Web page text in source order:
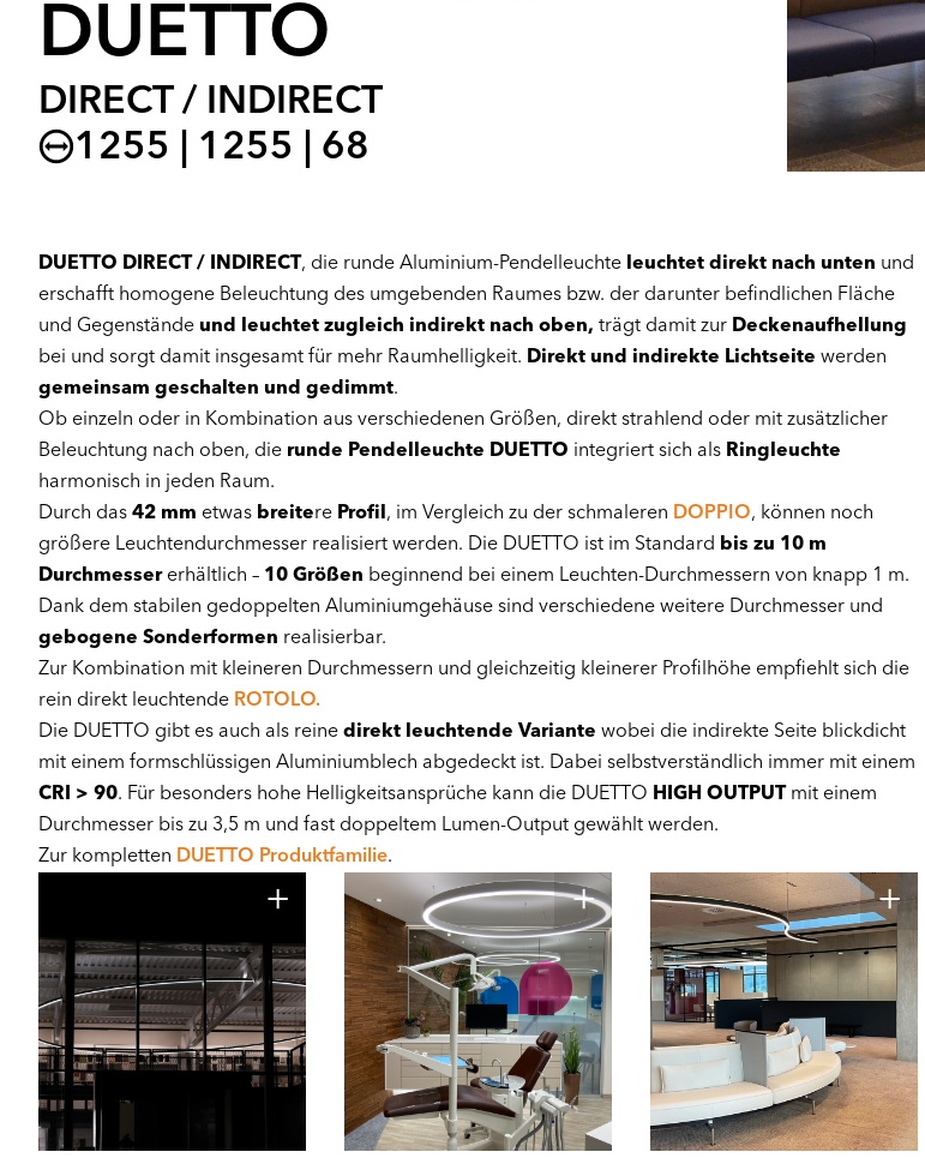
DUETTO
DIRECT / INDIRECT
1255 | 1255 | 68
DUETTO DIRECT / INDIRECT, die runde Aluminium-Pendelleuchte leuchtet direkt nach unten und
erschafft homogene Beleuchtung des umgebenden Raumes bzw. der darunter befindlichen Fläche
und Gegenstände und leuchtet zugleich indirekt nach oben, trägt damit zur Deckenaufhellung
bei und sorgt damit insgesamt für mehr Raumhelligkeit. Direkt und indirekte Lichtseite werden
gemeinsam geschalten und gedimmt.
Ob einzeln oder in Kombination aus verschiedenen Größen, direkt strahlend oder mit zusätzlicher
Beleuchtung nach oben, die runde Pendelleuchte DUETTO integriert sich als Ringleuchte
harmonisch in jeden Raum.
Durch das 42 mm etwas breitere Profil, im Vergleich zu der schmaleren DOPPIO, können noch
größere Leuchtendurchmesser realisiert werden. Die DUETTO ist im Standard bis zu 10 m
Durchmesser erhältlich – 10 Größen beginnend bei einem Leuchten-Durchmessern von knapp 1 m.
Dank dem stabilen gedoppelten Aluminiumgehäuse sind verschiedene weitere Durchmesser und
gebogene Sonderformen realisierbar.
Zur Kombination mit kleineren Durchmessern und gleichzeitig kleinerer Profilhöhe empfiehlt sich die
rein direkt leuchtende ROTOLO.
Die DUETTO gibt es auch als reine direkt leuchtende Variante wobei die indirekte Seite blickdicht
mit einem formschlüssigen Aluminiumblech abgedeckt ist. Dabei selbstverständlich immer mit einem
CRI > 90. Für besonders hohe Helligkeitsansprüche kann die DUETTO HIGH OUTPUT mit einem
Durchmesser bis zu 3,5 m und fast doppeltem Lumen-Output gewählt werden.
Zur kompletten DUETTO Produktfamilie.